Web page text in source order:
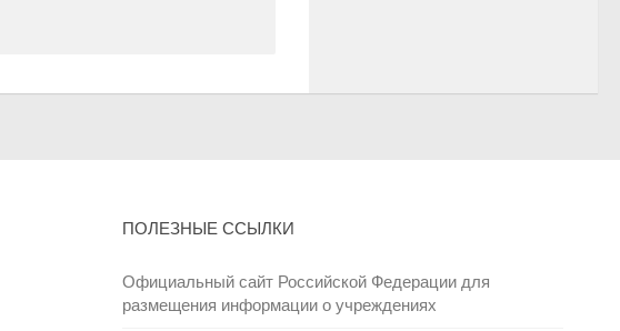
ПОЛЕЗНЫЕ ССЫЛКИ
Официальный сайт Российской Федерации для
размещения информации о учреждениях